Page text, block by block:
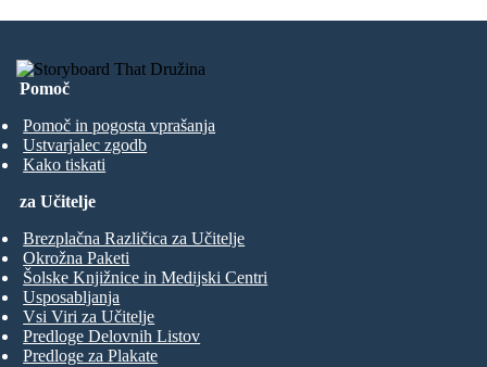
Pomoč
Pomoč in pogosta vprašanja
Ustvarjalec zgodb
Kako tiskati
za Učitelje
Brezplačna Različica za Učitelje
Okrožna Paketi
Šolske Knjižnice in Medijski Centri
Usposabljanja
Vsi Viri za Učitelje
Predloge Delovnih Listov
Predloge za Plakate